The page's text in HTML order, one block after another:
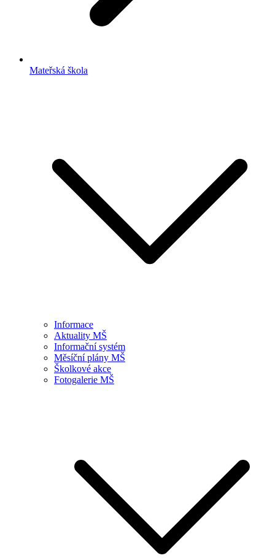
Mateřská škola
Informace
Aktuality MŠ
Informační systém
Měsíční plány MŠ
Školkové akce
Fotogalerie MŠ